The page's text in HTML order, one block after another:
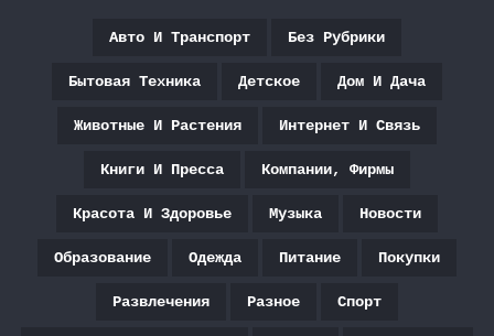
Авто И Транспорт Без Рубрики
Бытовая Техника Детское Дом И Дача
Животные И Растения Интернет И Связь
Книги И Пресса Компании, Фирмы
Красота И Здоровье Музыка Новости
Образование Одежда Питание Покупки
Развлечения Разное Спорт